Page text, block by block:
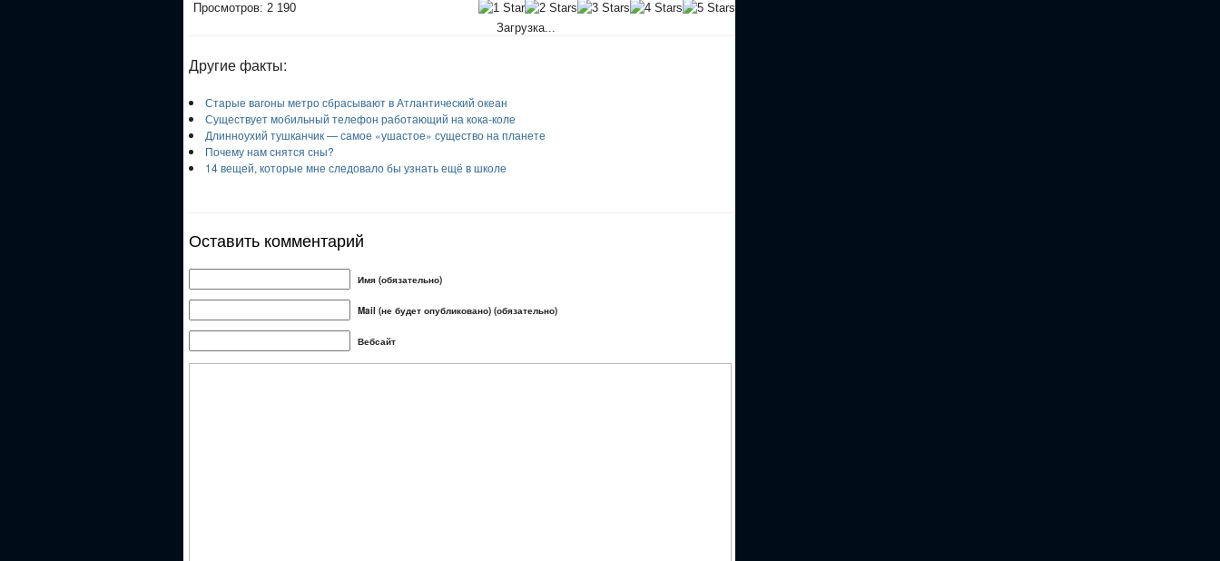
Просмотров: 2 190
Загрузка...
Другие факты:
Старые вагоны метро сбрасывают в Атлантический океан
Существует мобильный телефон работающий на кока-коле
Длинноухий тушканчик — самое «ушастое» существо на планете
Почему нам снятся сны?
14 вещей, которые мне следовало бы узнать ещё в школе
Оставить комментарий
Имя (обязательно)
Mail (не будет опубликовано) (обязательно)
Вебсайт